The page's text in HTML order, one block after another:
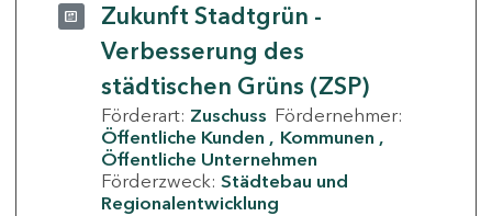
Zukunft Stadtgrün -
Verbesserung des
städtischen Grüns (ZSP)
Förderart: Zuschuss Fördernehmer:
Öffentliche Kunden
Kommunen
Öffentliche Unternehmen
Förderzweck: Städtebau und
Regionalentwicklung